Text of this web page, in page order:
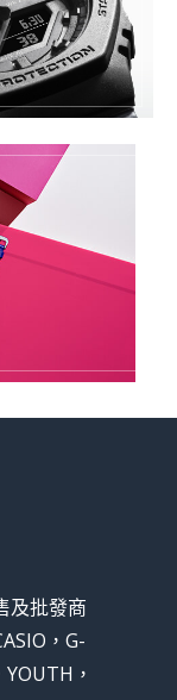
及批發商
，G-
，